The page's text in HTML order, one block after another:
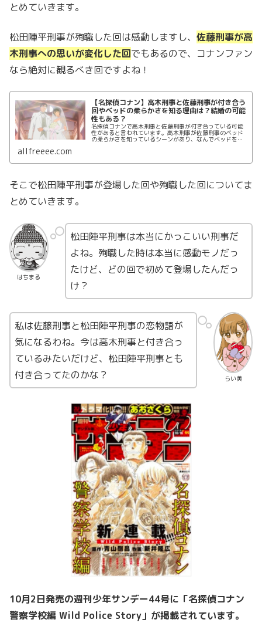
とめていきます。
松田陣平刑事が殉職した回は感動しますし、 佐藤刑事が高
木刑事への思いが変化した回でもあるので、コナンファン
なら絶対に観るべき回ですよね！
【名探偵コナン】高木刑事と佐藤刑事が付き合う
回やベッドの柔らかさを知る理由は？結婚の可能
性もある？
名探偵コナンで高木刑事と佐藤刑事が付き合っている可能
性があると言われています。高木刑事が佐藤刑事のベッド
の柔らかさを知っているシーンがあり、なんでベッドを知
allfreeee.com
そこで松田陣平刑事が登場した回や殉職した回についてま
とめていきます。
はちまる
松田陣平刑事は本当にかっこいい刑事だ
よね。殉職した時は本当に感動モノだっ
たけど、どの回で初めて登場したんだっ
け？
らい美
私は佐藤刑事と松田陣平刑事の恋物語が
気になるわね。今は高木刑事と付き合っ
ているみたいだけど、松田陣平刑事とも
付き合ってたのかな？
10月2日発売の週刊少年サンデー44号に「名探偵コナン
警察学校編 Wild Police Story」が掲載されています。